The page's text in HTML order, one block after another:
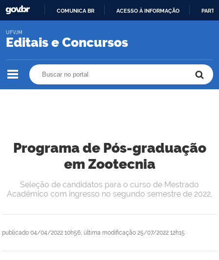
O
COMUNICA BR ACESSO À INFORMAÇÃO
Editais e Concursos
UFVJM
Programa de Pós-graduação
em Zootecnia
publicado 04/04/2022 10h56, última modificação 25/07/2022 12h15
Seleção de candidatos para o curso de Mestrado
Acadêmico com ingresso no segundo semestre de 2022.